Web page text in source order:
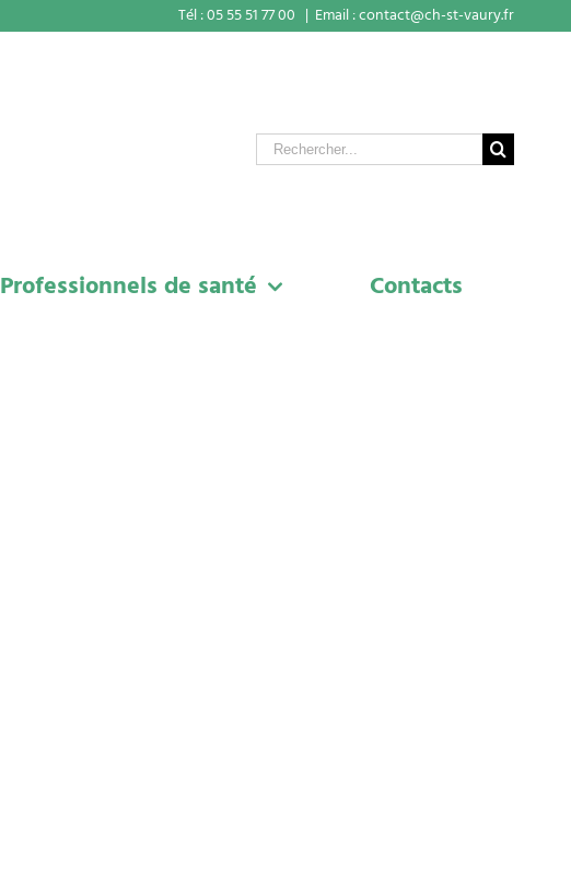
Tél : 05 55 51 77 00 | Email : contact@ch-st-vaury.fr
Rechercher
Professionnels de santé Contacts